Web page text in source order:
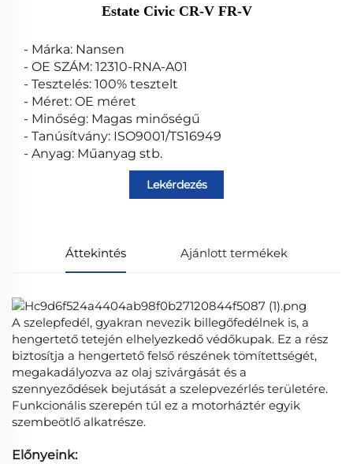
Estate Civic CR-V FR-V
- Márka: Nansen
- OE SZÁM: 12310-RNA-A01
- Tesztelés: 100% tesztelt
- Méret: OE méret
- Minőség: Magas minőségű
- Tanúsítvány: ISO9001/TS16949
- Anyag: Műanyag stb.
Lekérdezés
Áttekintés Ajánlott termékek
A szelepfedél, gyakran nevezik billegőfedélnek is, a
hengertető tetején elhelyezkedő védőkupak. Ez a rész
biztosítja a hengertető felső részének tömítettségét,
megakadályozva az olaj szivárgását és a
szennyeződések bejutását a szelepvezérlés területére.
Funkcionális szerepén túl ez a motorháztér egyik
szembeötlő alkatrésze.
Előnyeink: